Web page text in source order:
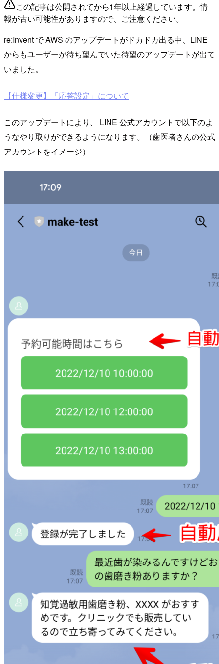
この記事は公開されてから1年以上経過しています。情
報が古い可能性がありますので、ご注意ください。
re:Invent で AWS のアップデートがドカドカ出る中、LINE
からもユーザーが待ち望んでいた待望のアップデートが出て
いました。
【仕様変更】「応答設定」について
このアップデートにより、 LINE 公式アカウントで以下のよ
うなやり取りができるようになります。（歯医者さんの公式
アカウントをイメージ）